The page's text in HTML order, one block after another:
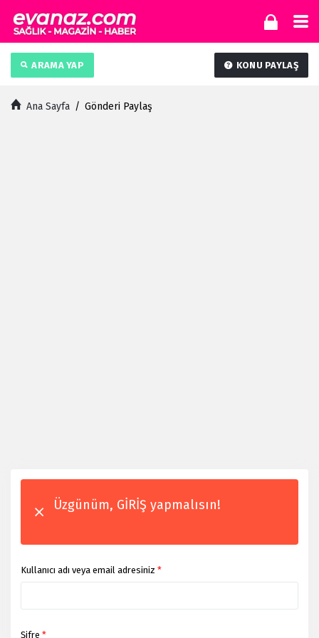
ARAMA YAP KONU PAYLAŞ
Ana Sayfa / Gönderi Paylaş
Üzgünüm, GİRİŞ yapmalısın!
Kullanıcı adı veya email adresiniz *
Şifre *